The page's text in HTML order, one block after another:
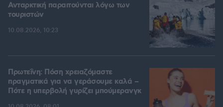
Ανταρκτική παραιτούνται λόγω των
τουριστών
10.08.2026, 10:23
Πρωτεΐνη: Πόση χρειαζόμαστε
πραγματικά για να γεράσουμε καλά –
Πότε η υπερβολή γυρίζει μπούμερανγκ